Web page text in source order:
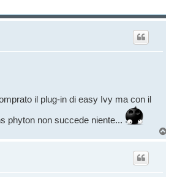
il plug-in di easy Ivy ma con il
phyton non succede niente...